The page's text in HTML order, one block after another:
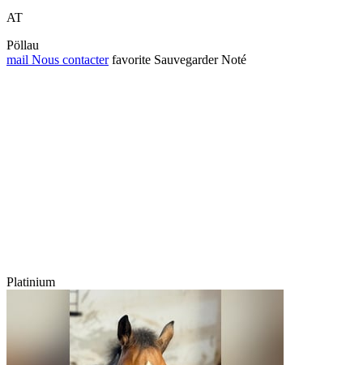
AT
Pöllau
mail Nous contacter favorite Sauvegarder Noté
Platinium